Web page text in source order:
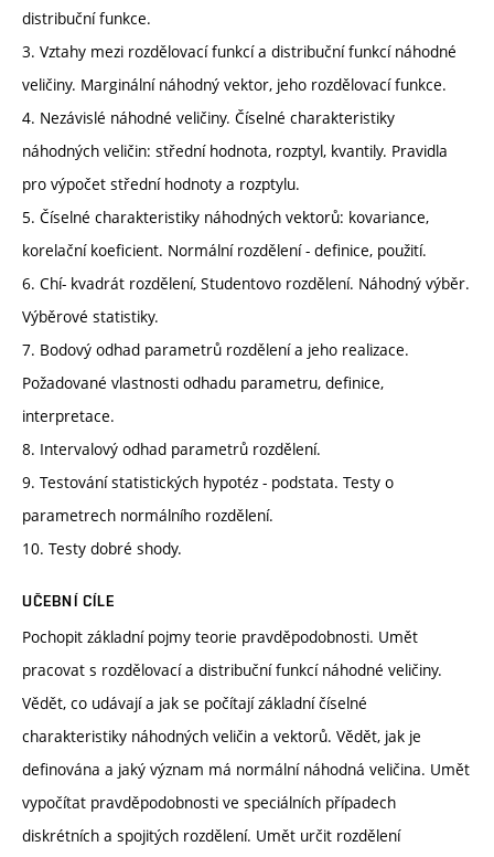
distribuční funkce.
3. Vztahy mezi rozdělovací funkcí a distribuční funkcí náhodné
veličiny. Marginální náhodný vektor, jeho rozdělovací funkce.
4. Nezávislé náhodné veličiny. Číselné charakteristiky
náhodných veličin: střední hodnota, rozptyl, kvantily. Pravidla
pro výpočet střední hodnoty a rozptylu.
5. Číselné charakteristiky náhodných vektorů: kovariance,
korelační koeficient. Normální rozdělení - definice, použití.
6. Chí- kvadrát rozdělení, Studentovo rozdělení. Náhodný výběr.
Výběrové statistiky.
7. Bodový odhad parametrů rozdělení a jeho realizace.
Požadované vlastnosti odhadu parametru, definice,
interpretace.
8. Intervalový odhad parametrů rozdělení.
9. Testování statistických hypotéz - podstata. Testy o
parametrech normálního rozdělení.
10. Testy dobré shody.
UČEBNÍ CÍLE
Pochopit základní pojmy teorie pravděpodobnosti. Umět
pracovat s rozdělovací a distribuční funkcí náhodné veličiny.
Vědět, co udávají a jak se počítají základní číselné
charakteristiky náhodných veličin a vektorů. Vědět, jak je
definována a jaký význam má normální náhodná veličina. Umět
vypočítat pravděpodobnosti ve speciálních případech
diskrétních a spojitých rozdělení. Umět určit rozdělení